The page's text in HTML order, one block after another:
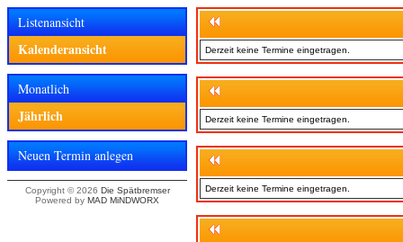
Listenansicht
Kalenderansicht
Monatlich
Jährlich
Neuen Termin anlegen
Copyright © 2026 Die Spätbremser
Powered by MAD MiNDWORX
Derzeit keine Termine eingetragen.
Derzeit keine Termine eingetragen.
Derzeit keine Termine eingetragen.